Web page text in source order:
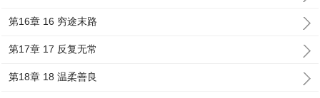
第16章 16 穷途末路
第17章 17 反复无常
第18章 18 温柔善良